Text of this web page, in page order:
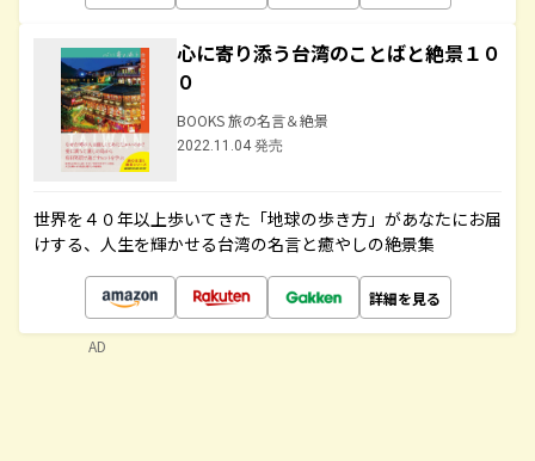
心に寄り添う台湾のことばと絶景１０
０
BOOKS 旅の名言＆絶景
2022.11.04 発売
世界を４０年以上歩いてきた「地球の歩き方」があなたにお届
けする、人生を輝かせる台湾の名言と癒やしの絶景集
詳細を見る
AD